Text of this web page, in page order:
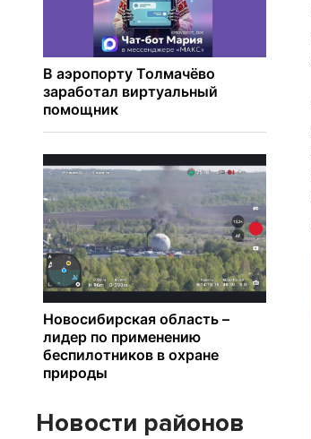
Новости районов